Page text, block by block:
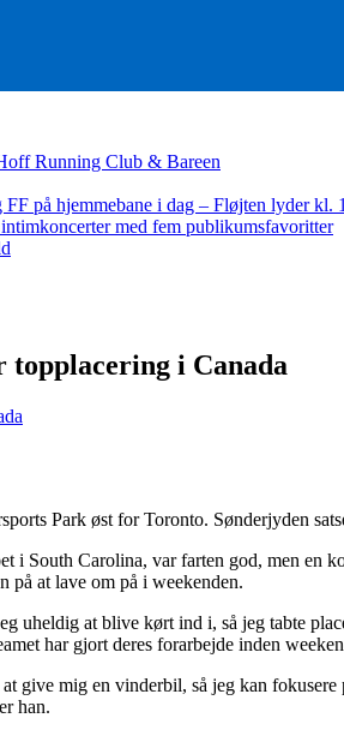
Running Club & Bareen
på hjemmebane i dag – Fløjten lyder
med fem publikumsfavoritter
i Canada
Park øst for Toronto. Sønderjyden
i South Carolina, var farten god, men
på at lave om på i weekenden.
uheldig at blive kørt ind i, så jeg tabte
har gjort deres forarbejde inden
give mig en vinderbil, så jeg kan
han.